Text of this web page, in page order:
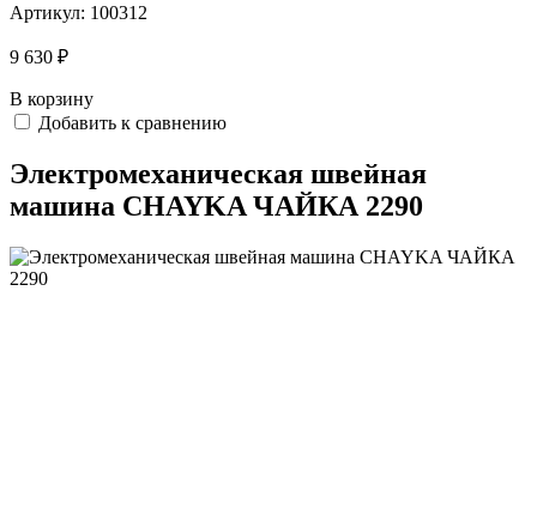
Артикул: 100312
9 630 ₽
В корзину
Добавить к сравнению
Электромеханическая швейная
машина CHAYKA ЧАЙКА 2290